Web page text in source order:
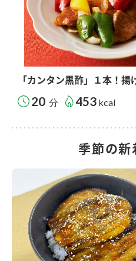
「カンタン黒酢」１本！
20 分 453 kcal
季節の新